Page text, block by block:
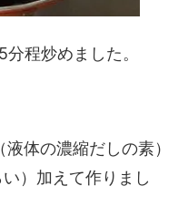
程炒めました。
体の濃縮だしの素）
）加えて作りまし